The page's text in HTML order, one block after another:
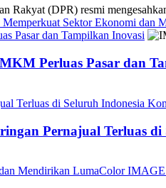
(DPR) resmi
Sektor Ekonomi dan
Pasar dan Tampilkan Inovasi
Perluas Pasar dan
Terluas di Seluruh Indonesia
Pernajual Terluas
Mendirikan LumaColor